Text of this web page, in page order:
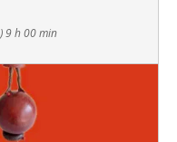
9 h 00 min